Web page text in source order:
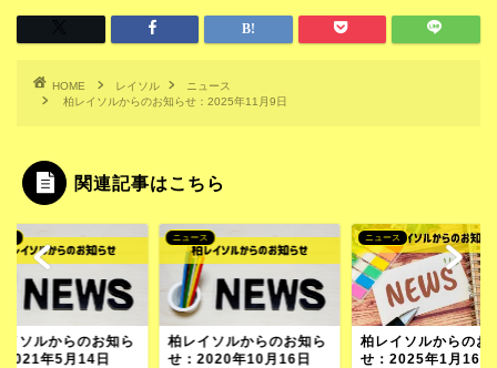
HOME レイソル
ニュース
柏レイソルからのお知らせ：2025年11月9日
関連記事はこちら
イソルからのお知ら
2021年5月14日
ニュース
柏レイソルからのお知ら
せ：2020年10月16日
ニュース
柏レイソルからのお
せ：2025年1月16日